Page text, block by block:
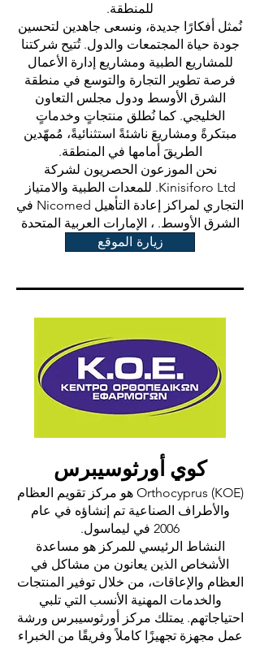
للمنطقة.
نُمثل أفكارًا جديدة، ونسعى جاهدين لتحسين
جودة حياة المجتمعات والدول. تُتيح شركتنا
للمشاريع الطبية ومشاريع إدارة الأعمال
فرصة تطوير التجارة والتوسع في منطقة
الشرق الأوسط ودول مجلس التعاون
الخليجي. كما نُطلق منتجاتٍ وخدماتٍ
مبتكرةً ومشاريعَ ناشئةً استثنائيةً، مُمهّدين
الطريقَ أمامها في المنطقة.
نحن الموزعون الحصريون لشركة
Kinisiforo Ltd. للمعدات الطبية والامتياز
التجاري لمراكز إعادة التأهيل Nicomed في
الشرق الأوسط. ، الإمارات العربية المتحدة
زيارة الموقع
كوي أورثوسيبرس
Orthocyprus (KOE) هو مركز تقويم العظام
والأطراف الصناعية تم إنشاؤه في عام
2006 في ليماسول.
النشاط الرئيسي للمركز هو مساعدة
الأشخاص الذين يعانون من مشاكل في
العظام والإعاقات، من خلال توفير المنتجات
والخدمات المهنية الأنسب التي تلبي
احتياجاتهم. يمتلك مركز أورثوسيبرس ورشة
عمل مجهزة تجهيزًا كاملاً وفريقًا من الخبراء